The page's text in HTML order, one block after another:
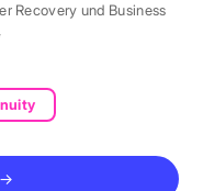
Recovery und Business
→